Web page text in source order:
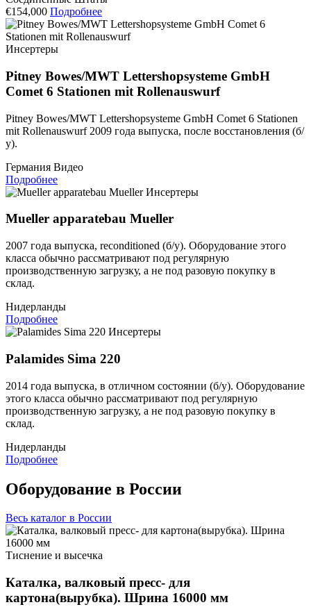
€154,000 Подробнее
Инсертеры
Pitney Bowes/MWT Lettershopsysteme GmbH
Comet 6 Stationen mit Rollenauswurf
Pitney Bowes/MWT Lettershopsysteme GmbH Comet 6 Stationen
mit Rollenauswurf 2009 года выпуска, после восстановления (б/
у).
Германия Видео
Подробнее
Инсертеры
Mueller apparatebau Mueller
2007 года выпуска, reconditioned (б/у). Оборудование этого
класса обычно рассматривают под регулярную
производственную загрузку, а не под разовую покупку в
склад.
Нидерланды
Подробнее
Инсертеры
Palamides Sima 220
2014 года выпуска, в отличном состоянии (б/у). Оборудование
этого класса обычно рассматривают под регулярную
производственную загрузку, а не под разовую покупку в
склад.
Нидерланды
Подробнее
Оборудование в России
Весь каталог в России
Тиснение и высечка
Каталка, валковый пресс- для
картона(вырубка). Шрина 16000 мм